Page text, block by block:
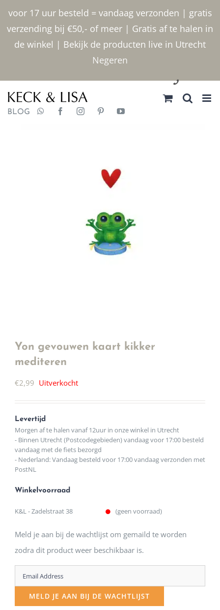
voor 17 uur besteld = vandaag verzonden | gratis
verzending bij €50,- of meer | Gratis af te halen in
de winkel | Bekijk de producten live in Utrecht
Negeren
inhoud
030 2400000
BLOG
Yon gevouwen kaart kikker
mediteren
€2,99 Uitverkocht
Levertijd
Morgen af te halen vanaf 12uur in onze winkel in Utrecht
- Binnen Utrecht (Postcodegebieden) vandaag voor 17:00 besteld
vandaag met de fiets bezorgd
- Nederland: Vandaag besteld voor 17:00 vandaag verzonden met
PostNL
Winkelvoorraad
K&L - Zadelstraat 38 (geen voorraad)
Meld je aan bij de wachtlijst om gemaild te worden
zodra dit product weer beschikbaar is.
Enter
your
email
MELD JE AAN BIJ DE WACHTLIJST